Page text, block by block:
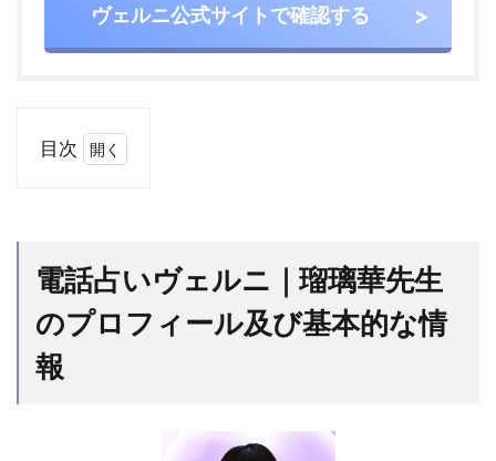
ヴェルニ公式サイトで確認する
目次
い
ヴ
ェ
ニ
電話占いヴェルニ｜瑠璃華先生
のプロフィール及び基本的な情
報